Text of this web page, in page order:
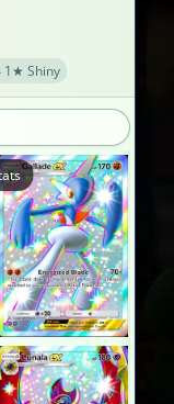
1★ Shiny